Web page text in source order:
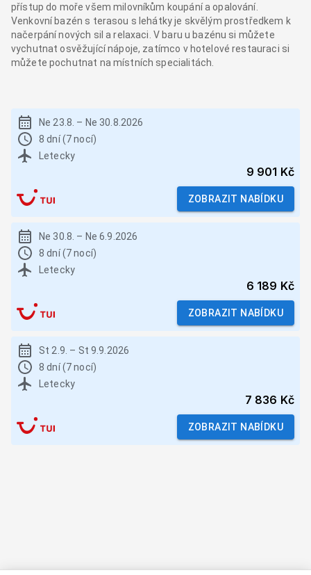
přístup do moře všem milovníkům koupání a opalování.
Venkovní bazén s terasou s lehátky je skvělým prostředkem k
načerpání nových sil a relaxaci. V baru u bazénu si můžete
vychutnat osvěžující nápoje, zatímco v hotelové restauraci si
můžete pochutnat na místních specialitách.
Ne 23.8. – Ne 30.8.2026
8 dní (7 nocí)
Letecky
9 901 Kč
ZOBRAZIT NABÍDKU
Ne 30.8. – Ne 6.9.2026
8 dní (7 nocí)
Letecky
6 189 Kč
ZOBRAZIT NABÍDKU
St 2.9. – St 9.9.2026
8 dní (7 nocí)
Letecky
7 836 Kč
ZOBRAZIT NABÍDKU